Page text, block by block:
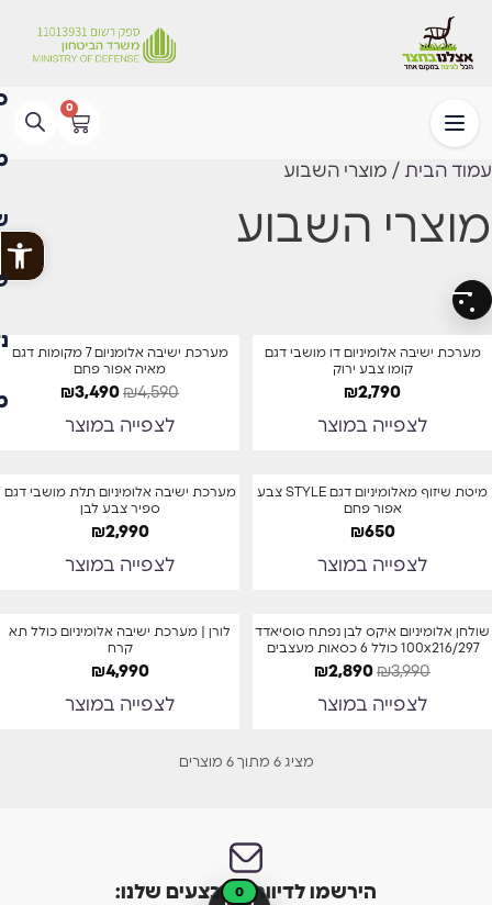
0
עמוד הבית / מוצרי השבוע
מוצרי השבוע
סינון
משלוח חינם
מערכת ישיבה אלומיניום דו מושבי דגם
קומו צבע ירוק⁩
₪2,790
לצפייה במוצר
מבצע
מערכת ישיבה אלומניום 7 מקומות דגם
מאיה אפור פחם
₪4,590
₪3,490
לצפייה במוצר
מיטת שיזוף מאלומיניום דגם STYLE צבע
אפור פחם
₪650
לצפייה במוצר
כריות בעובי 12 ס"מ משלוח חינם
מערכת ישיבה אלומיניום תלת מושבי דגם
ספיר צבע לבן
₪2,990
לצפייה במוצר
מבצע
שולחן אלומיניום איקס לבן נפתח סוסיאדד
100x216/297 כולל 6 כסאות מעצבים
₪3,990
₪2,890
לצפייה במוצר
המלאי אזל
המלאי אזל
משלוח חינם
לורן | מערכת ישיבה אלומיניום כולל תא
קרח
₪4,990
לצפייה במוצר
מציג 6 מתוך 6 מוצרים
הירשמו לדיוור המבצעים שלנו:
0